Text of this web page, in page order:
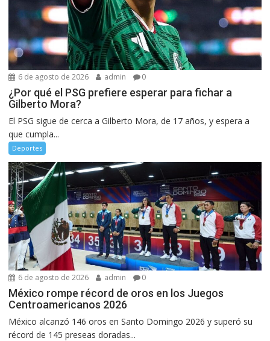
6 de agosto de 2026 admin 0
¿Por qué el PSG prefiere esperar para fichar a
Gilberto Mora?
El PSG sigue de cerca a Gilberto Mora, de 17 años, y espera a
que cumpla...
Deportes
6 de agosto de 2026 admin 0
México rompe récord de oros en los Juegos
Centroamericanos 2026
México alcanzó 146 oros en Santo Domingo 2026 y superó su
récord de 145 preseas doradas...